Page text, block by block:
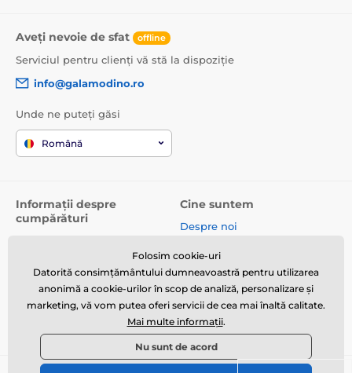
Aveți nevoie de sfat offline
Serviciul pentru clienți vă stă la dispoziție
info@galamodino.ro
Unde ne puteți găsi
Română
Informații despre
cumpărături
Returnare produse și
reclamații
Politica de confidențialitate
Cine suntem
Despre noi
Parteneriat cu Galamodino
Folosim cookie-uri
Datorită consimțământului dumneavoastră pentru utilizarea
anonimă a cookie-urilor în scop de analiză, personalizare și
marketing, vă vom putea oferi servicii de cea mai înaltă calitate.
Mai multe informații.
Nu sunt de acord